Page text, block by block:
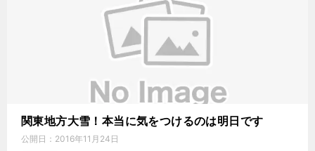
関東地方大雪！本当に気をつけるのは明日です
公開日： 2016年11月24日